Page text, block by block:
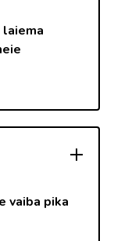
vaiba pika